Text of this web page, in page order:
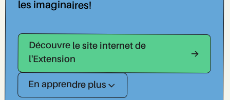
les imaginaires!
Découvre le site internet de
l'Extension
En apprendre plus